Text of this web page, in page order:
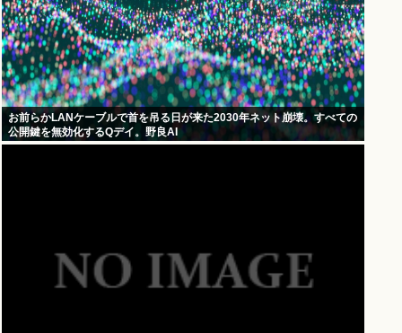
お前らかLANケーブルで首を吊る日が来た2030年ネット崩壊。すべての
公開鍵を無効化するQデイ。野良AI